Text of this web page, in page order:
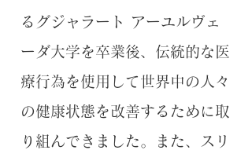
るグジャラート アーユルヴェ
ーダ大学を卒業後、伝統的な医
療行為を使用して世界中の人々
の健康状態を改善するために取
り組んできました。また、スリ